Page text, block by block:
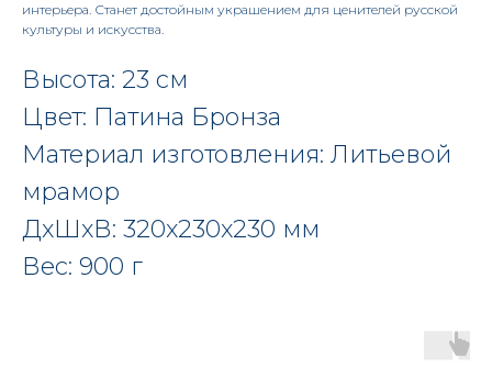
интерьера. Станет достойным украшением для ценителей русской
культуры и искусства.
Высота: 23 см
Цвет: Патина Бронза
Материал изготовления: Литьевой
мрамор
ДxШxВ: 320x230x230 мм
Вес: 900 г